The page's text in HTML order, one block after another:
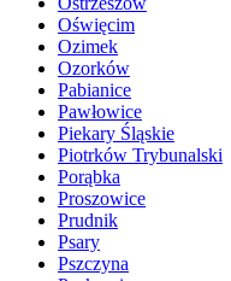
Oświęcim
Ozimek
Ozorków
Pabianice
Pawłowice
Piekary Śląskie
Piotrków Trybunalski
Porąbka
Proszowice
Prudnik
Psary
Pszczyna